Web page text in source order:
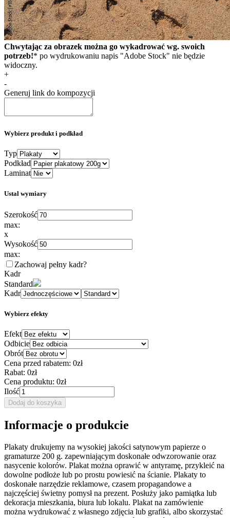
Chwytając za obrazek można go wykadrować wg. swoich
potrzeb!* po wydrukowaniu napis "Adobe Stock" nie będzie
widoczny.
+
-
Generuj link do kompozycji
Wybierz produkt i podkład
Typ
Podkład
Laminat
Ustal wymiary
Szerokość
max:
x
Wysokość
max:
Zachowaj pełny kadr?
Kadr
Standard
Kadr
Wybierz efekty
Efekt
Odbicie
Obrót
Cena przed rabatem: 0zł
Rabat: 0zł
Cena produktu: 0zł
Ilość
Dodaj do koszyka
Informacje o produkcie
Plakaty drukujemy na wysokiej jakości satynowym papierze o
gramaturze 200 g. zapewniającym doskonałe odwzorowanie oraz
nasycenie kolorów. Plakat można oprawić w antyramę, przykleić na
dowolne podłoże lub po prostu powiesić na ścianie. Plakaty to
doskonałe narzędzie reklamowe, czasem propagandowe a
najczęściej świetny pomysł na prezent. Posłuży jako pamiątka lub
dekoracja mieszkania, biura lub lokalu. Plakat na zamówienie
można wydrukować z własnego zdjęcia lub grafiki, albo skorzystać